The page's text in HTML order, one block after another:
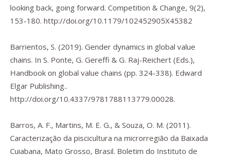
looking back, going forward. Competition & Change, 9(2),
153-180. http://doi.org/10.1179/102452905X45382
Barrientos, S. (2019). Gender dynamics in global value
chains. In S. Ponte, G. Gereffi & G. Raj-Reichert (Eds.),
Handbook on global value chains (pp. 324-338). Edward
Elgar Publishing..
http://doi.org/10.4337/9781788113779.00028.
Barros, A. F., Martins, M. E. G., & Souza, O. M. (2011).
Caracterização da piscicultura na microrregião da Baixada
Cuiabana, Mato Grosso, Brasil. Boletim do Instituto de